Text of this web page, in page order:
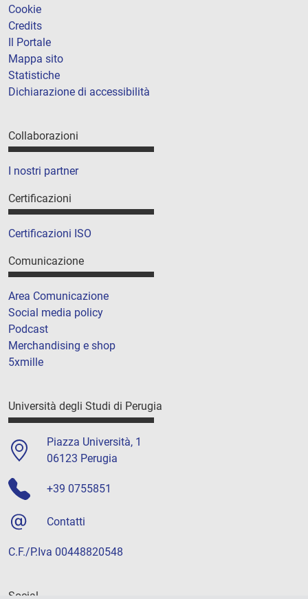
Cookie
Credits
Il Portale
Mappa sito
Statistiche
Dichiarazione di accessibilità
Collaborazioni
I nostri partner
Certificazioni
Certificazioni ISO
Comunicazione
Area Comunicazione
Social media policy
Podcast
Merchandising e shop
5xmille
Università degli Studi di Perugia
Piazza Università, 1
06123 Perugia
+39 0755851
Contatti
C.F./P.Iva 00448820548
Social